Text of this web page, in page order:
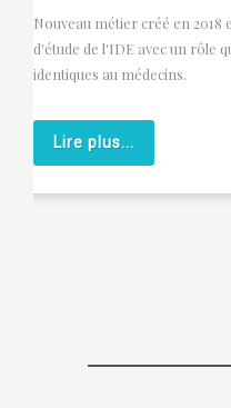
Nouveau métier créé en 2018
d'étude de l'IDE avec un rôle
identiques au médecins.
Lire plus...